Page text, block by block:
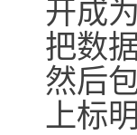
开成
把数
然后
上标